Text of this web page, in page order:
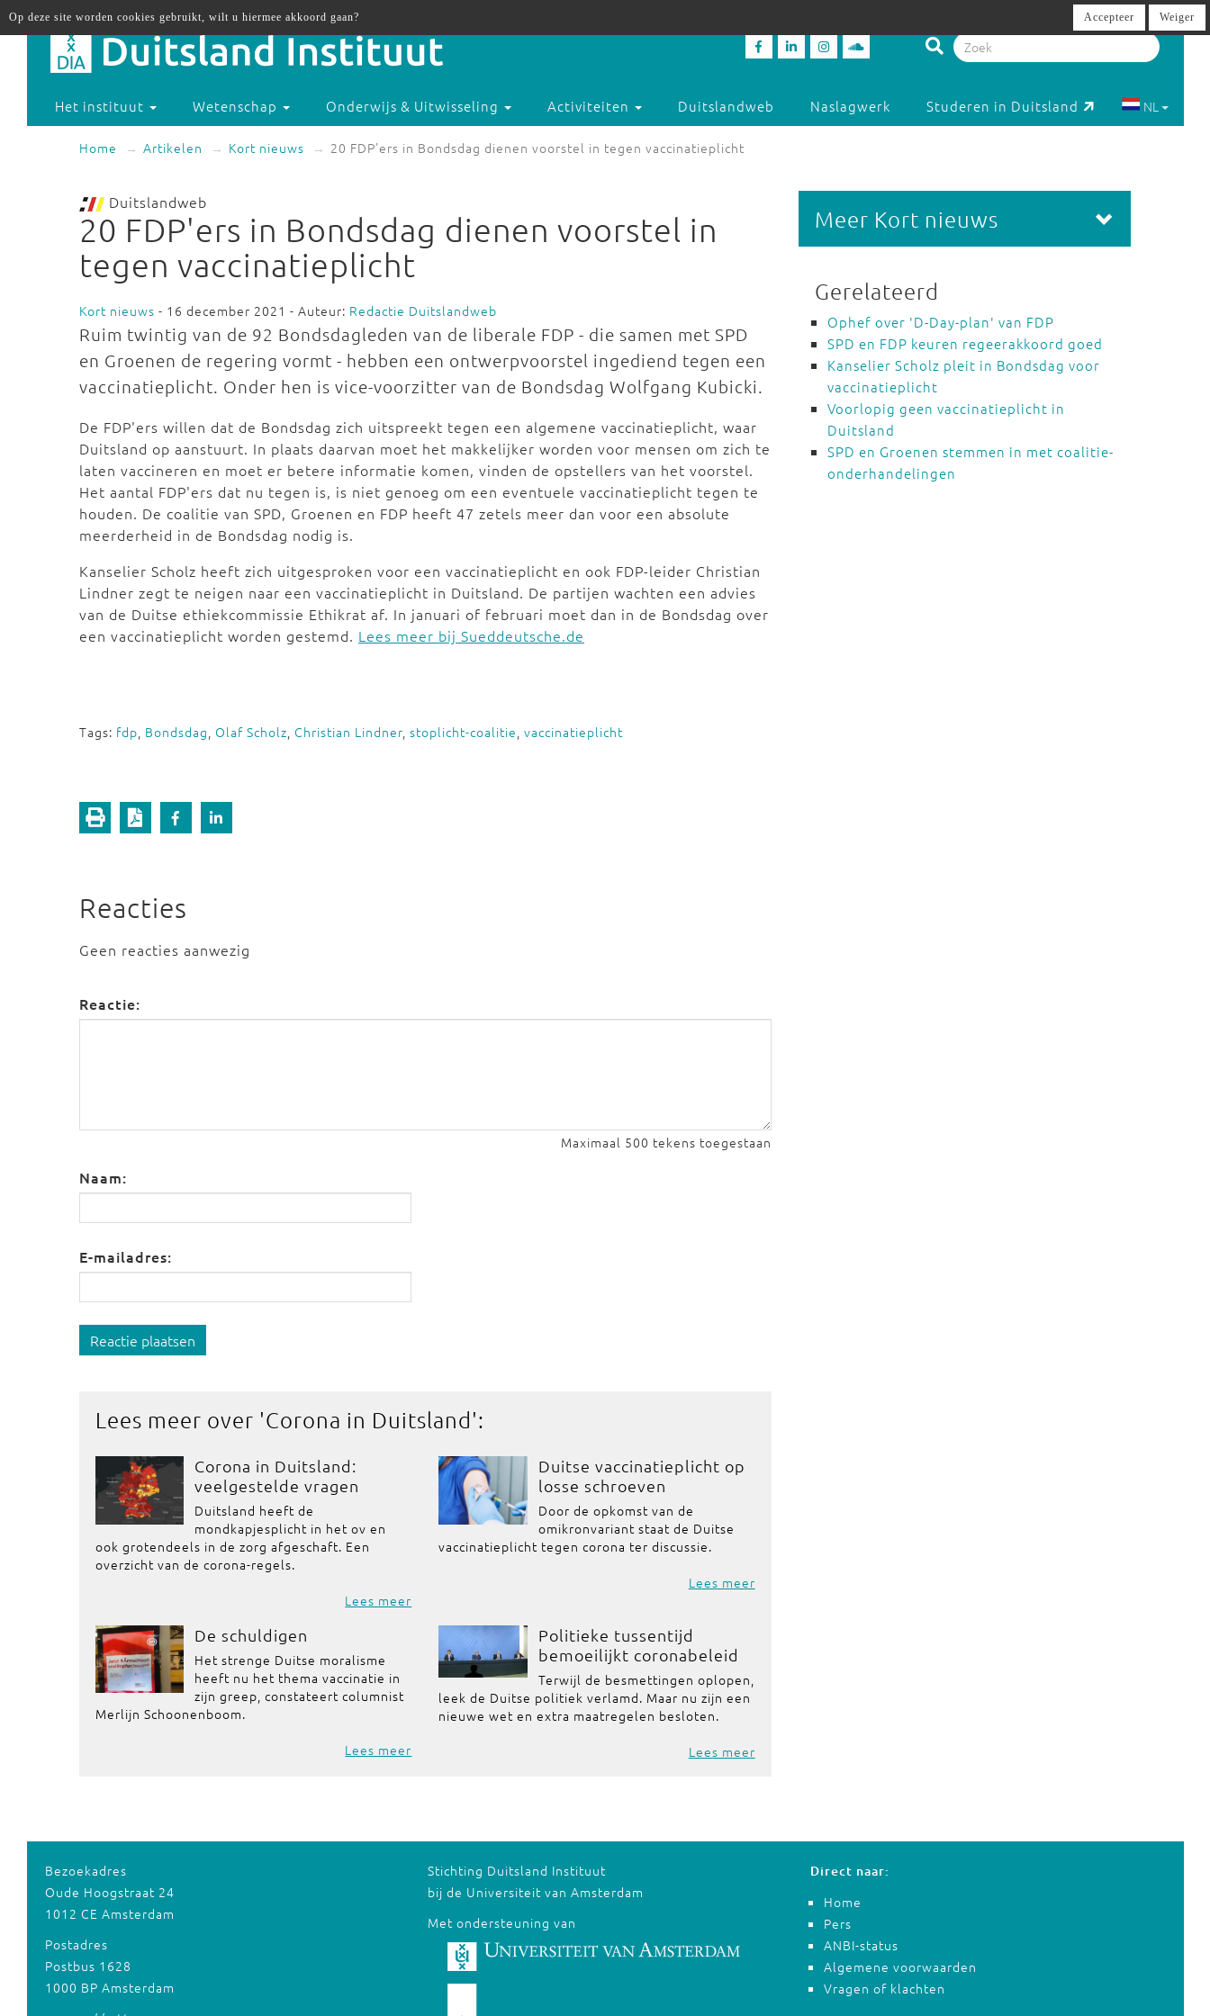
Het instituut Wetenschap Onderwijs & Uitwisseling Activiteiten Duitslandweb Naslagwerk Studeren in Duitsland NL
Home Artikelen Kort nieuws 20 FDP'ers in Bondsdag dienen voorstel in tegen vaccinatieplicht
Duitslandweb
20 FDP'ers in Bondsdag dienen voorstel in
tegen vaccinatieplicht
Kort nieuws - 16 december 2021 - Auteur: Redactie Duitslandweb
Ruim twintig van de 92 Bondsdagleden van de liberale FDP - die samen met SPD
en Groenen de regering vormt - hebben een ontwerpvoorstel ingediend tegen een
vaccinatieplicht. Onder hen is vice-voorzitter van de Bondsdag Wolfgang Kubicki.
De FDP'ers willen dat de Bondsdag zich uitspreekt tegen een algemene vaccinatieplicht, waar
Duitsland op aanstuurt. In plaats daarvan moet het makkelijker worden voor mensen om zich te
laten vaccineren en moet er betere informatie komen, vinden de opstellers van het voorstel.
Het aantal FDP'ers dat nu tegen is, is niet genoeg om een eventuele vaccinatieplicht tegen te
houden. De coalitie van SPD, Groenen en FDP heeft 47 zetels meer dan voor een absolute
meerderheid in de Bondsdag nodig is.
Kanselier Scholz heeft zich uitgesproken voor een vaccinatieplicht en ook FDP-leider Christian
Lindner zegt te neigen naar een vaccinatieplicht in Duitsland. De partijen wachten een advies
van de Duitse ethiekcommissie Ethikrat af. In januari of februari moet dan in de Bondsdag over
een vaccinatieplicht worden gestemd. Lees meer bij Sueddeutsche.de
Tags: fdp, Bondsdag, Olaf Scholz, Christian Lindner, stoplicht-coalitie, vaccinatieplicht
Reacties
Geen reacties aanwezig
Reactie:
Maximaal 500 tekens toegestaan
Naam:
E-mailadres:
Reactie plaatsen
Lees meer over 'Corona in Duitsland':
Corona in Duitsland:
veelgestelde vragen
Duitsland heeft de
mondkapjesplicht in het ov en
ook grotendeels in de zorg afgeschaft. Een
overzicht van de corona-regels.
Lees meer
Duitse vaccinatieplicht op
losse schroeven
Door de opkomst van de
omikronvariant staat de Duitse
vaccinatieplicht tegen corona ter discussie.
Lees meer
De schuldigen
Het strenge Duitse moralisme
heeft nu het thema vaccinatie in
zijn greep, constateert columnist
Merlijn Schoonenboom.
Lees meer
Politieke tussentijd
bemoeilijkt coronabeleid
Terwijl de besmettingen oplopen,
leek de Duitse politiek verlamd. Maar nu zijn een
nieuwe wet en extra maatregelen besloten.
Lees meer
Meer Kort nieuws
Gerelateerd
Ophef over 'D-Day-plan' van FDP
SPD en FDP keuren regeerakkoord goed
Kanselier Scholz pleit in Bondsdag voor
vaccinatieplicht
Voorlopig geen vaccinatieplicht in
Duitsland
SPD en Groenen stemmen in met coalitie-
onderhandelingen
Bezoekadres
Oude Hoogstraat 24
1012 CE Amsterdam
Postadres
Postbus 1628
1000 BP Amsterdam
Stichting Duitsland Instituut
bij de Universiteit van Amsterdam
Met ondersteuning van
Direct naar:
Home
Pers
ANBI-status
Algemene voorwaarden
Vragen of klachten
Op deze site worden cookies gebruikt, wilt u hiermee akkoord gaan? Accepteer Weiger